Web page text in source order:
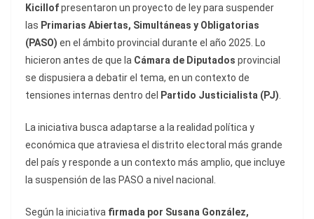
Kicillofpresentaron un proyecto de ley para suspender
las Primarias Abiertas, Simultáneas y Obligatorias
(PASO) en el ámbito provincial durante el año 2025. Lo
hicieron antes de que la Cámara de Diputados provincial
se dispusiera a debatir el tema, en un contexto de
tensiones internas dentro del
Partido Justicialista (PJ).
La iniciativa busca adaptarse a la realidad política y
económica que atraviesa el distrito electoral más grande
del país y responde a un contexto más amplio, que incluye
la suspensión de las PASO a nivel nacional.
Según la iniciativa firmada por Susana González,